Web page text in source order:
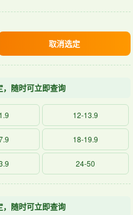
取消选定
随时可立即查询
12-13.9
18-19.9
24-50
随时可立即查询